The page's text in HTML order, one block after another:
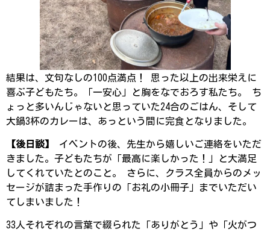
結果は、文句なしの100点満点！ 思った以上の出来栄えに
喜ぶ子どもたち。「一安心」と胸をなでおろす私たち。 ち
ょっと多いんじゃないと思っていた24合のごはん、そして
大鍋3杯のカレーは、あっという間に完食となりました。
【後日談】
イベントの後、先生から嬉しいご連絡をいただ
きました。子どもたちが「最高に楽しかった！」と大満足
してくれていたとのこと。 さらに、クラス全員からのメッ
セージが詰まった手作りの「お礼の小冊子」までいただい
てしまいました！
33人それぞれの言葉で綴られた「ありがとう」や「火がつ